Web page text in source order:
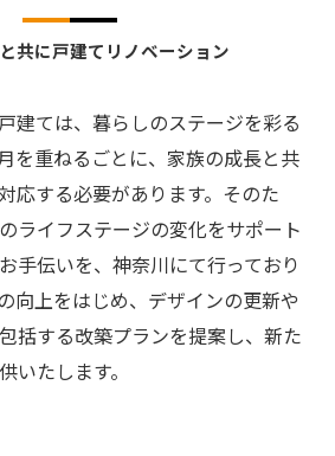
共に戸建てリノベーション
建ては、暮らしのステージを彩る
を重ねるごとに、家族の成長と共
応する必要があります。そのた
ライフステージの変化をサポート
手伝いを、神奈川にて行っており
向上をはじめ、デザインの更新や
括する改築プランを提案し、新た
いたします。